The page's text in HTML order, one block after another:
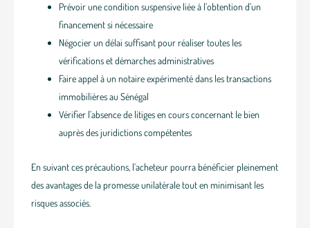
Prévoir une condition suspensive liée à l’obtention d’un
financement si nécessaire
Négocier un délai suffisant pour réaliser toutes les
vérifications et démarches administratives
Faire appel à un notaire expérimenté dans les transactions
immobilières au Sénégal
Vérifier l’absence de litiges en cours concernant le bien
auprès des juridictions compétentes
En suivant ces précautions, l’acheteur pourra bénéficier pleinement
des avantages de la promesse unilatérale tout en minimisant les
risques associés.